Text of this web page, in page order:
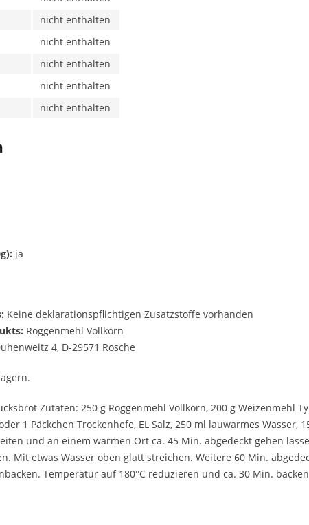
nicht enthalten
nicht enthalten
nicht enthalten
nicht enthalten
nicht enthalten
ja
Keine deklarationspflichtigen Zusatzstoffe vorhanden
Roggenmehl Vollkorn
4, D-29571 Rosche
Zutaten: 250 g Roggenmehl Vollkorn, 200 g Weizenmehl
1 Päckchen Trockenhefe, EL Salz, 250 ml lauwarmes
und an einem warmen Ort ca. 45 Min. abgedeckt gehen
Mit etwas Wasser oben glatt streichen. Weitere 60 Min.
Temperatur auf 180°C reduzieren und ca. 30 Min.